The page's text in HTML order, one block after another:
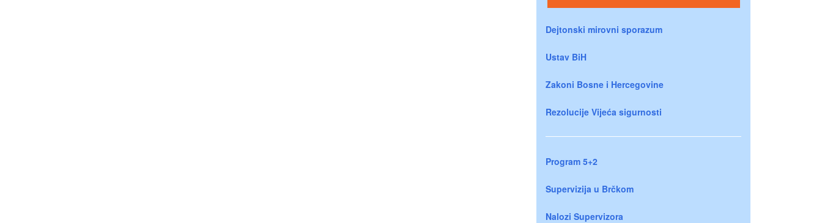
Dejtonski mirovni sporazum
Ustav BiH
Zakoni Bosne i Hercegovine
Rezolucije Vijeća sigurnosti
Program 5+2
Supervizija u Brčkom
Nalozi Supervizora